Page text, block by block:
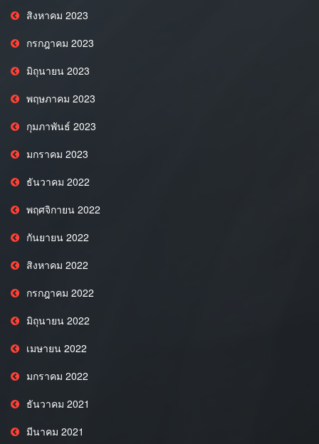
สิงหาคม 2023
กรกฎาคม 2023
มิถุนายน 2023
พฤษภาคม 2023
กุมภาพันธ์ 2023
มกราคม 2023
ธันวาคม 2022
พฤศจิกายน 2022
กันยายน 2022
สิงหาคม 2022
กรกฎาคม 2022
มิถุนายน 2022
เมษายน 2022
มกราคม 2022
ธันวาคม 2021
มีนาคม 2021